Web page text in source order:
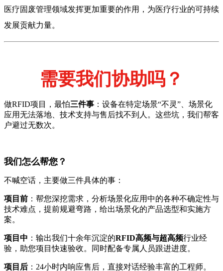
医疗固废管理领域发挥更加重要的作用，为医疗行业的可持续
发展贡献力量。
需要我们协助吗？
做RFID项目，最怕三件事 ：设备在特定场景“不灵”、场景化
应用无法落地、技术支持与售后找不到人。这些坑，我们帮客
户避过无数次。
我们怎么帮您？
不喊空话，主要做三件具体的事：
项目前 ：帮您深挖需求，分析场景化应用中的各种不确定性与
技术难点，提前规避弯路，给出场景化的产品选型和实施方
案。
项目中 ：输出我们十余年沉淀的RFID高频与超高频行业经
验，助您项目快速验收。同时配备专属人员跟进进度。
项目后 ：24小时内响应售后，直接对话经验丰富的工程师。